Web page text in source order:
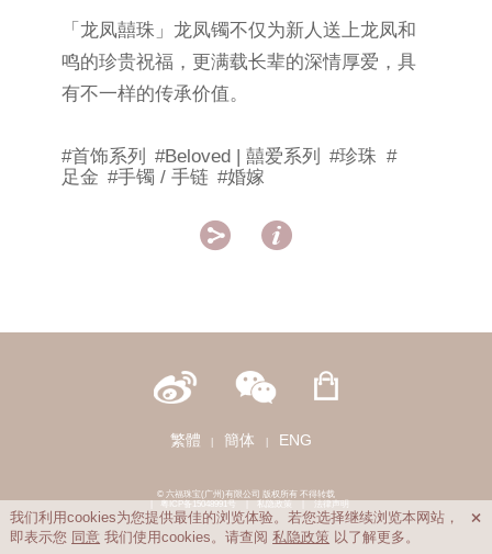
「龙凤囍珠」龙凤镯不仅为新人送上龙凤和
鸣的珍贵祝福，更满载长辈的深情厚爱，具
有不一样的传承价值。
#首饰系列 #Beloved | 囍爱系列 #珍珠 #
足金 #手镯 / 手链 #婚嫁
 
繁體 簡体 ENG
© 六福珠宝(广州)有限公司 版权所有 不得转载
|
粤ICP备15048991号 | 私隐政策 | 法律声明
我们利用cookies为您提供最佳的浏览体验。若您选择继续浏览本网站，
即表示您 同意 我们使用cookies。请查阅私隐政策 以了解更多。
